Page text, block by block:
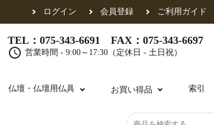
ログイン 会員登録 ご利用ガイド
TEL：075-343-6691 FAX：075-343-6697
schedule 営業時間 - 9:00～17:30（定休日 - 土日祝）
仏壇・仏壇用仏具 お買い得品 索引